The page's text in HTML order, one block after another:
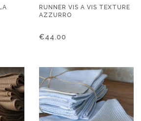
RUNNER VIS A VIS TEXTURE
AZZURRO
€44.00